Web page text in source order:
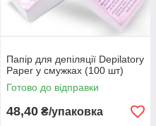
Папір для депіляції Depilatory
Paper у смужках (100 шт)
Готово до відправки
48,40 ₴/упаковка